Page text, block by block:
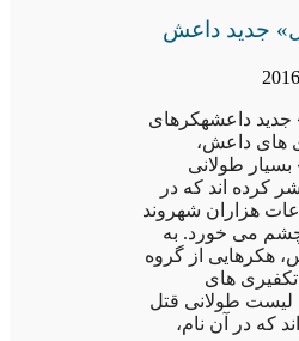
جدید داعش
داعشهکرهای
های داعش،
طولانی
کرده اند که در
هزاران شهروند
چشم می خورد. به
هکرهایی از گروه
های
طولانی قتل
که در آن نام،